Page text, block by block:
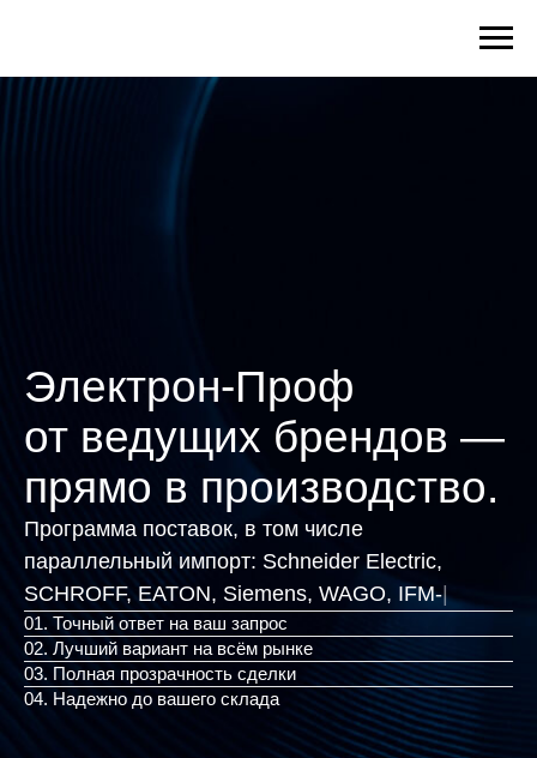
Электрон-Проф
от ведущих брендов —
прямо в производство.
Программа поставок, в том числе
параллельный импорт: Schneider Electric,
SCHROFF, EATON, Siemens,
01. Точный ответ на ваш запрос
02. Лучший вариант на всём рынке
03. Полная прозрачность сделки
04. Надежно до вашего склада